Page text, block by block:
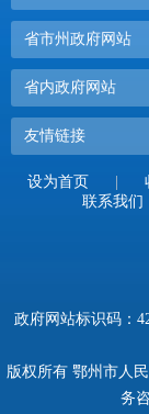
省市州政府网站
省内政府网站
友情链接
设为首页
联系我们
政府网站标识码：
版权所有 鄂州市人
务